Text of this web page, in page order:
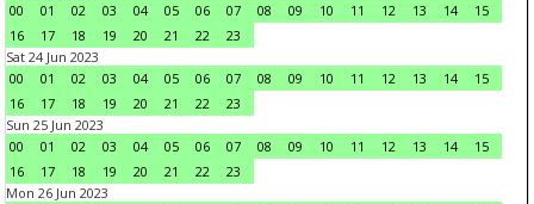
00
01 02 03 04 05 06 07 08 09 10 11 12 13 14
15
16
17 18 19 20 21 22
23
Sat 24 Jun 2023
00
01 02 03 04 05 06 07 08 09 10 11 12 13 14
15
16
17 18 19 20 21 22
23
Sun 25 Jun 2023
00
01 02 03 04 05 06 07 08 09 10 11 12 13 14
15
16
17 18 19 20 21 22
23
Mon 26 Jun 2023